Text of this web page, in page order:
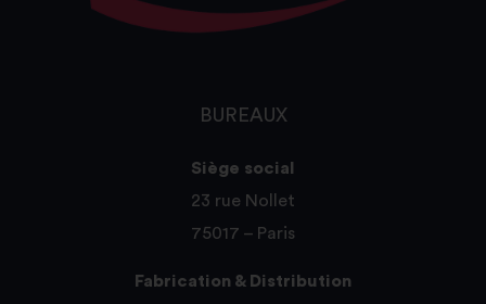
BUREAUX
Siège social
23 rue Nollet
75017 – Paris
Fabrication & Distribution